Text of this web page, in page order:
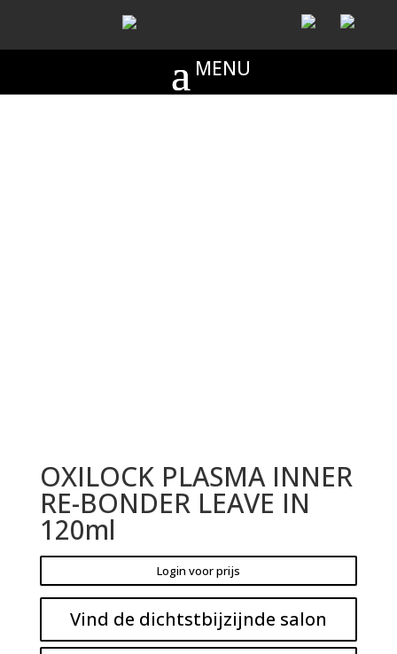
OXILOCK PLASMA INNER
RE-BONDER LEAVE IN
120ml
Login voor prijs
Vind de dichtstbijzijnde salon